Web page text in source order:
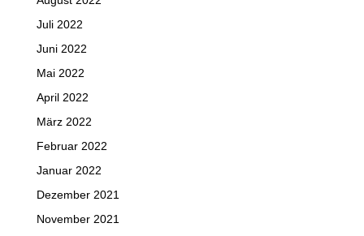
Juli 2022
Juni 2022
Mai 2022
April 2022
März 2022
Februar 2022
Januar 2022
Dezember 2021
November 2021